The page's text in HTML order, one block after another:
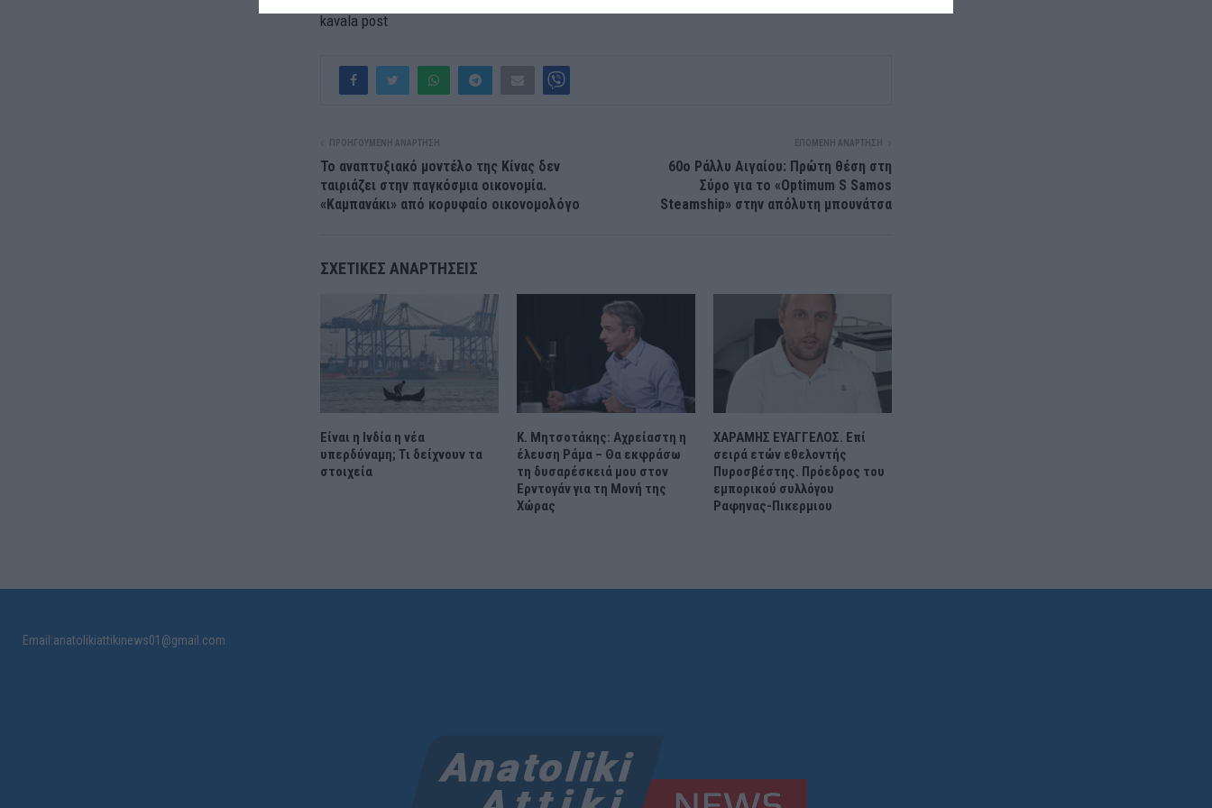
kavala post
ΠΡΟΗΓΟΎΜΕΝΗ ΑΝΆΡΤΗΣΗ
Το αναπτυξιακό μοντέλο της Κίνας δεν
ταιριάζει στην παγκόσμια οικονομία.
«Καμπανάκι» από κορυφαίο οικονομολόγο
ΕΠΌΜΕΝΗ ΑΝΆΡΤΗΣΗ
60o Ράλλυ Αιγαίου: Πρώτη θέση στη
Σύρο για το «Optimum S Samos
Steamship» στην απόλυτη μπουνάτσα
ΣΧΕΤΙΚΈΣ ΑΝΑΡΤΉΣΕΙΣ
Είναι η Ινδία η νέα
υπερδύναμη; Τι δείχνουν τα
στοιχεία
Κ. Μητσοτάκης: Αχρείαστη η
έλευση Ράμα – Θα εκφράσω
τη δυσαρέσκειά μου στον
Ερντογάν για τη Μονή της
Χώρας
ΧΑΡΑΜΗΣ ΕΥΑΓΓΕΛΟΣ. Επί
σειρά ετών εθελοντής
Πυροσβέστης. Πρόεδρος του
εμπορικού συλλόγου
Ραφηνας-Πικερμιου
Email:anatolikiattikinews01@gmail.com